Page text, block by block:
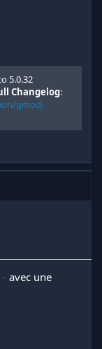
5.0.32
Changelog:
gmod-
- avec une